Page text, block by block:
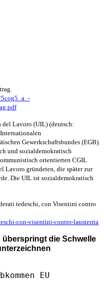
del Lavoro (UIL) (deutsch:
Gewerkschaftsbundes (EGB).
und sozialdemokratisch
orientierten CGIL
Lavoro gründeten, die später zur
Die UIL ist sozialdemokratisch
tedeschi, con Visentini contro
con-visentini-contro-lausterita
die Schwelle